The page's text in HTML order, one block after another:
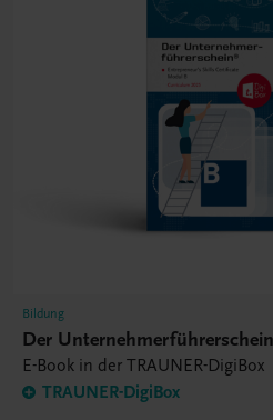
Bildung
Der
E-Book in der TRAUNER-DigiBox
TRAUNER-DigiBox